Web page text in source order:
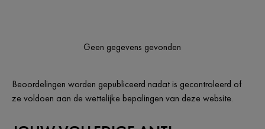
Geen gegevens gevonden
Beoordelingen worden gepubliceerd nadat is gecontroleerd of
ze voldoen aan de wettelijke bepalingen van deze website.